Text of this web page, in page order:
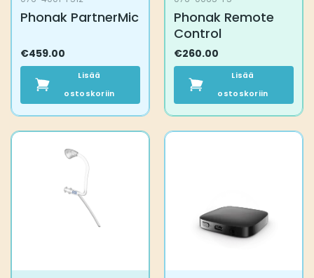
Phonak PartnerMic
€459.00
Lisää
ostoskoriin
Phonak Remote
Control
€260.00
Lisää
ostoskoriin